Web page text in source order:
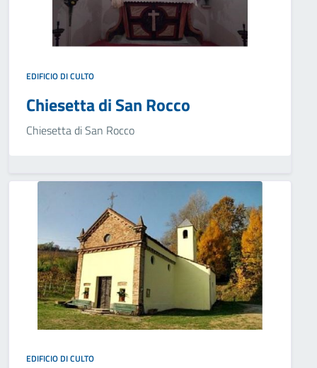
EDIFICIO DI CULTO
Chiesetta di San Rocco
Chiesetta di San Rocco
EDIFICIO DI CULTO